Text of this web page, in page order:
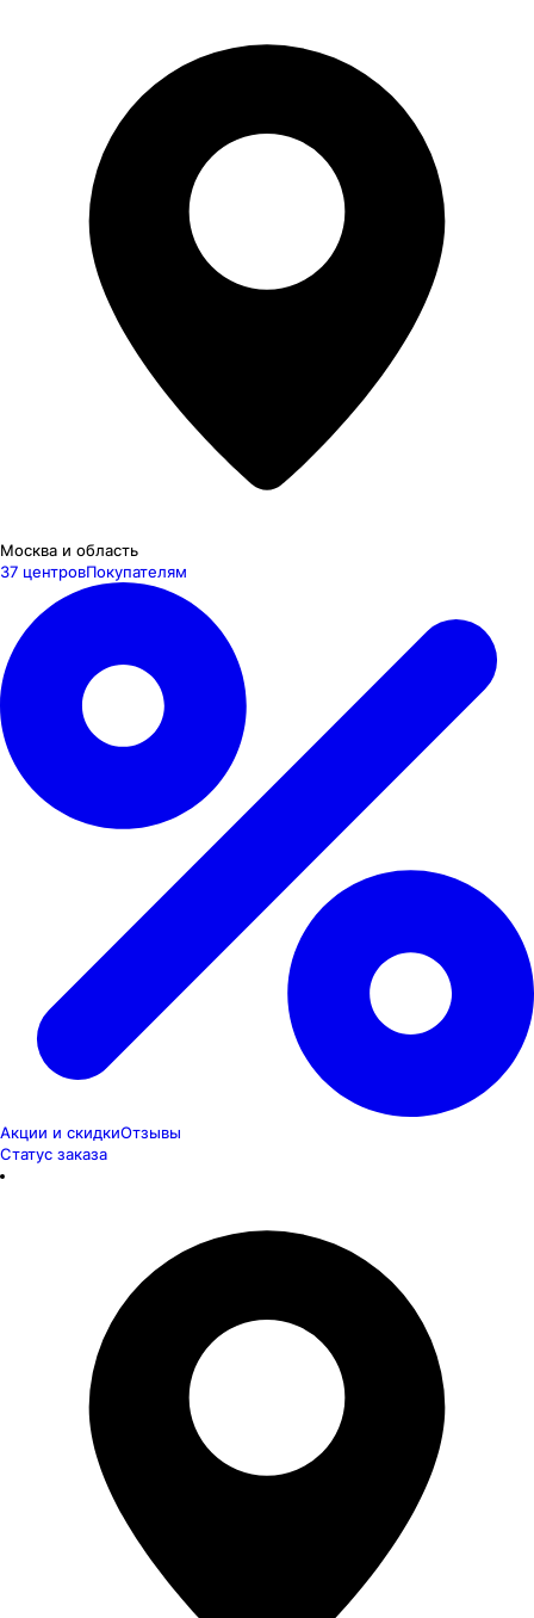
Москва и область
37 центровПокупателям
Акции и скидкиОтзывы
Статус заказа